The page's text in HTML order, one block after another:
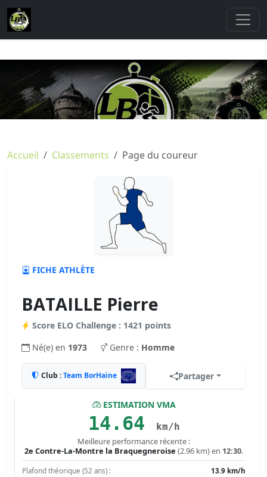
Accueil Classements Page du coureur
FICHE ATHLÈTE
BATAILLE Pierre
Score ELO Challenge : 1421 points
Né(e) en 1973 Genre : Homme
Club :Team BorHaine Partager
ESTIMATION VMA
14.64 km/h
Meilleure performance récente :
2e Contre-La-Montre la Braquegneroise (2.96 km) en 12:30.
Plafond théorique (52 ans) :
13.9 km/h